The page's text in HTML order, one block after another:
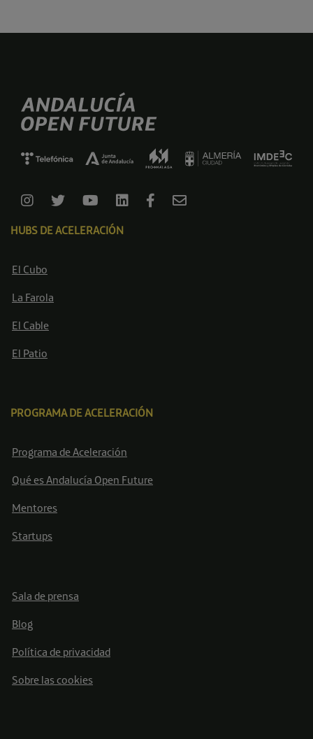
HUBS DE ACELERACIÓN
El Cubo
La Farola
El Cable
El Patio
PROGRAMA DE ACELERACIÓN
Programa de Aceleración
Qué es Andalucía Open Future
Mentores
Startups
Sala de prensa
Blog
Política de privacidad
Sobre las cookies